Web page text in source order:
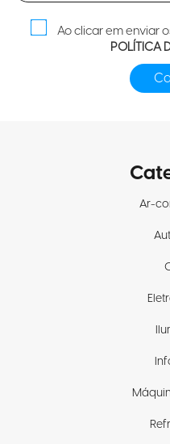
Ao clicar em enviar
POLÍTICA
Ar-